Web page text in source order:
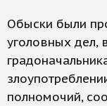
Обыски были
уголовных дел,
полномочий,